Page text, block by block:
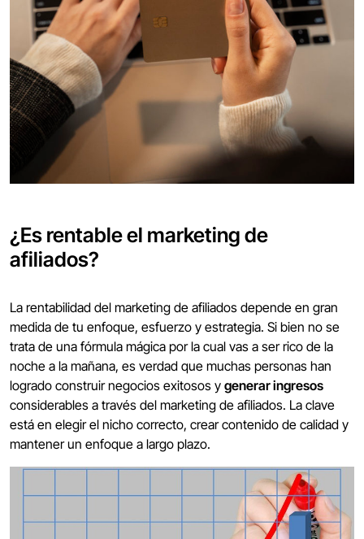
¿Es rentable el marketing de
afiliados?
La rentabilidad del marketing de afiliados depende en gran
medida de tu enfoque, esfuerzo y estrategia. Si bien no se
trata de una fórmula mágica por la cual vas a ser rico de la
noche a la mañana, es verdad que muchas personas han
logrado construir negocios exitosos y generar ingresos
considerables a través del marketing de afiliados. La clave
está en elegir el nicho correcto, crear contenido de calidad y
mantener un enfoque a largo plazo.